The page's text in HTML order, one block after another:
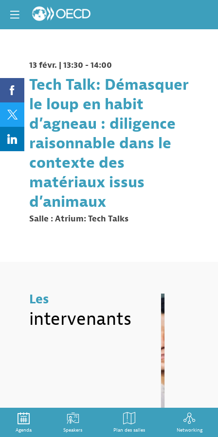
13 févr. | 13:30 - 14:00
Tech Talk: Démasquer
le loup en habit
d’agneau : diligence
raisonnable dans le
contexte des
matériaux issus
d’animaux
Salle :Atrium: Tech Talks
Les
intervenants
LB
Lonneke
Agenda Speakers Plan des salles Networking